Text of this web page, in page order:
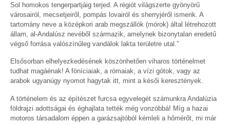
Sol homokos tengerpartjáig terjed. A régiót világszerte gyönyörű
városairól, mecsetjeiről, pompás lovairól és sherryjéről ismerik. A
tartomány neve a középkori arab megszállók (mórok) által létrehozott
állam, al-Andalúsz nevéből származik, amelynek bizonytalan eredetű
végső forrása valószínűleg vandálok lakta területre utal.”
Elsősorban elhelyezkedésének köszönhetően viharos történelmet
tudhat magáénak! A föníciaiak, a rómaiak, a vízi gótok, vagy az
arabok ugyanúgy nyomot hagytak itt, mint a késői keresztények.
A történelem és az építészet furcsa egyvelegét számunkra Andalúzia
földrajzi adottságai és éghajlata tették még vonzóbbá! Míg a hazai
motoros társadalom éppen a garázsajtóból kémleli a hőmérőt, mi már